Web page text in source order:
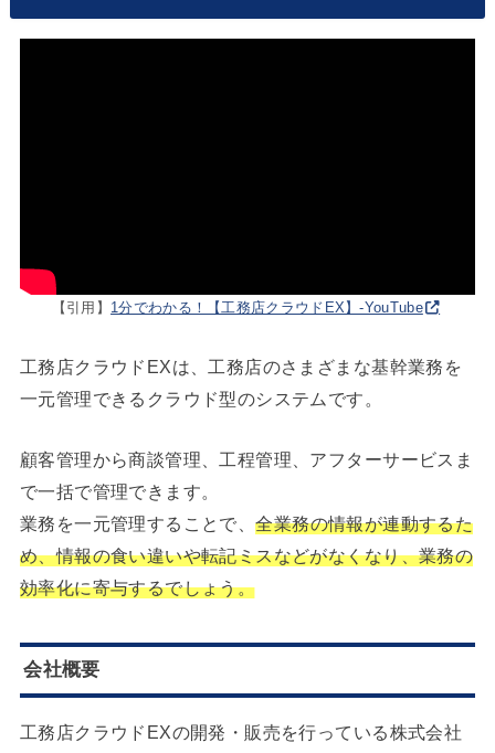
【引用】 1分でわかる！【工務店クラウドEX】-YouTube
工務店クラウドEXは、工務店のさまざまな基幹業務を
一元管理できるクラウド型のシステムです。
顧客管理から商談管理、工程管理、アフターサービスま
で一括で管理できます。
業務を一元管理することで、全業務の情報が連動するた
め、情報の食い違いや転記ミスなどがなくなり、業務の
効率化に寄与するでしょう。
会社概要
工務店クラウドEXの開発・販売を行っている株式会社